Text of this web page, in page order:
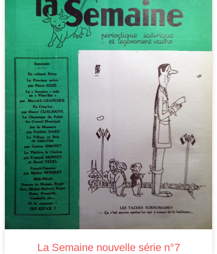
La Semaine nouvelle série n°7